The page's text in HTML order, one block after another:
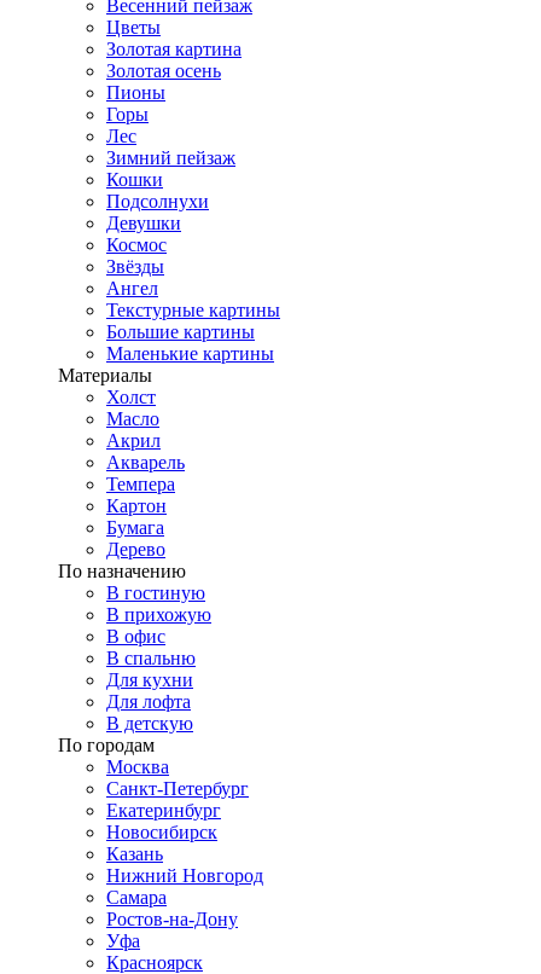
Весенний пейзаж
Цветы
Золотая картина
Золотая осень
Пионы
Горы
Лес
Зимний пейзаж
Кошки
Подсолнухи
Девушки
Космос
Звёзды
Ангел
Текстурные картины
Большие картины
Маленькие картины
Материалы
Холст
Масло
Акрил
Акварель
Темпера
Картон
Бумага
Дерево
По назначению
В гостиную
В прихожую
В офис
В спальню
Для кухни
Для лофта
В детскую
По городам
Москва
Санкт-Петербург
Екатеринбург
Новосибирск
Казань
Нижний Новгород
Самара
Ростов-на-Дону
Уфа
Красноярск